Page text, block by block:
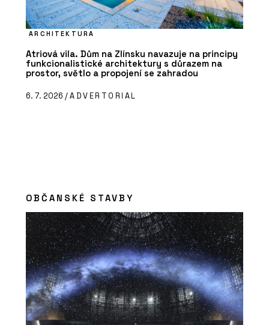
ARCHITEKTURA
Atriová vila. Dům na Zlínsku navazuje na principy
funkcionalistické architektury s důrazem na
prostor, světlo a propojení se zahradou
6. 7. 2026 /ADVERTORIAL
OBČANSKÉ STAVBY